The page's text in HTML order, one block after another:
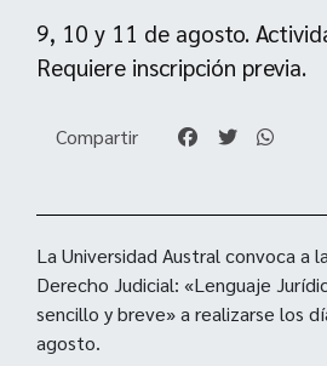
9, 10 y 11 de agosto.
Requiere inscripción previa.
Compartir
La Universidad Austral convoca a
Derecho Judicial: «Lenguaje
sencillo y breve» a realizarse los
agosto.